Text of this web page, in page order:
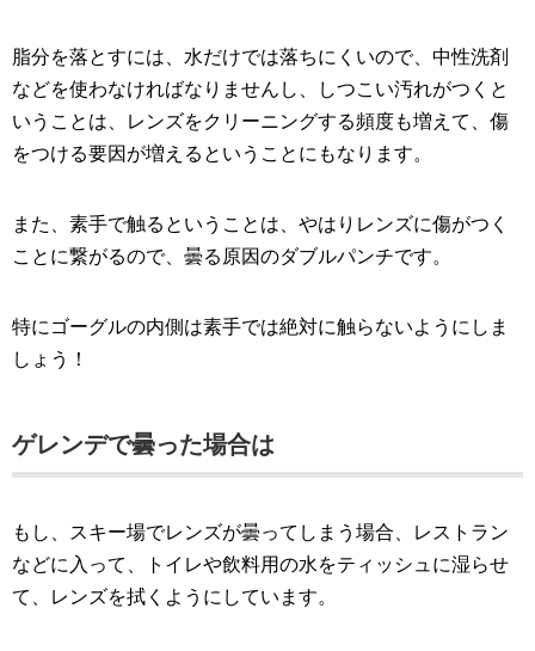
脂分を落とすには、水だけでは落ちにくいので、中性洗剤
などを使わなければなりませんし、しつこい汚れがつくと
いうことは、レンズをクリーニングする頻度も増えて、傷
をつける要因が増えるということにもなります。
また、素手で触るということは、やはりレンズに傷がつく
ことに繋がるので、曇る原因のダブルパンチです。
特にゴーグルの内側は素手では絶対に触らないようにしま
しょう！
ゲレンデで曇った場合は
もし、スキー場でレンズが曇ってしまう場合、レストラン
などに入って、トイレや飲料用の水をティッシュに湿らせ
て、レンズを拭くようにしています。